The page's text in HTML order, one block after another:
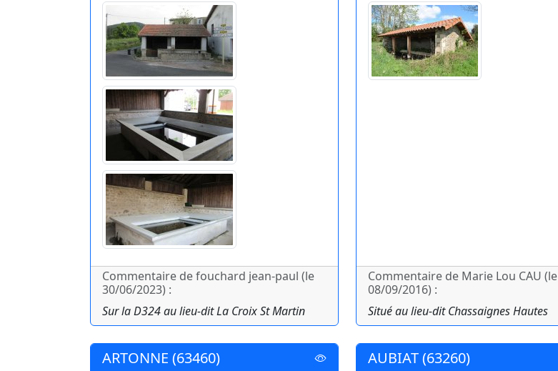
Commentaire de fouchard jean-paul (le
30/06/2023) :
Sur la D324 au lieu-dit La Croix St Martin
Commentaire de Marie Lou CAU (le
08/09/2016) :
Situé au lieu-dit Chassaignes Hautes
ARTONNE (63460) AUBIAT (63260)